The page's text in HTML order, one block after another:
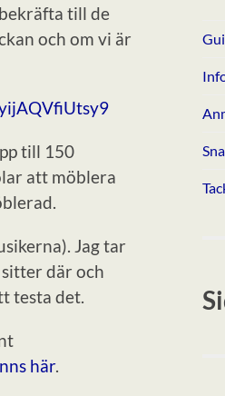
till de
och om vi är
till 150
att möblera
Jag tar
där och
testa det.
här.